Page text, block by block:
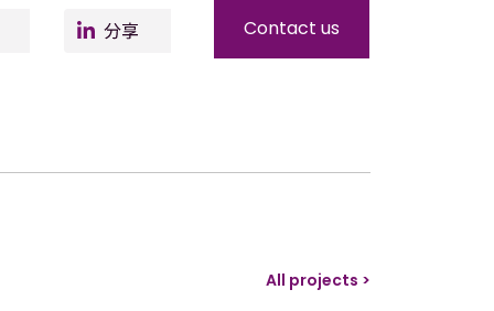
Facebo LinkedIn
Contact us
All projects >